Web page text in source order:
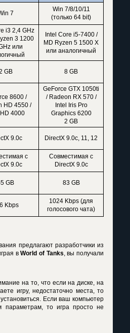
7
Win 7/8/10/11
(только 64 bit)
i3 2,4 GHz
3 1200
или
Intel Core i5-7400 /
MD Ryzen 5 1500 X
или аналогичный
GB 8 GB
8600 /
HD 4550 /
4000
GeForce GTX 1050ti
/ Radeon RX 570 /
Intel Iris Pro
Graphics 6200
2 GB
9.0c DirectX 9.0c, 11, 12
с
9.0c
Совместимая с
DirectX 9.0c
GB 83 GB
Kbps
1024 Kbps (для
голосового чата)
предлагают разработчики из
вWorld of Tanks, вы получали
на то, что если на диске, на
игру, недостаточно места, то
Если ваш компьютер
параметрам, то игра просто не